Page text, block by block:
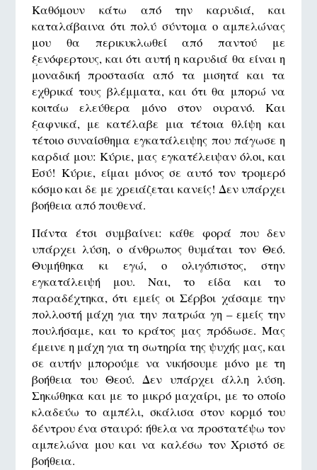
Καθόμουν κάτω από την καρυδιά, και
καταλάβαινα ότι πολύ σύντομα ο αμπελώνας
μου θα περικυκλωθεί από παντού με
ξενόφερτους, και ότι αυτή η καρυδιά θα είναι η
μοναδική προστασία από τα μισητά και τα
εχθρικά τους βλέμματα, και ότι θα μπορώ να
κοιτάω ελεύθερα μόνο στον ουρανό. Και
ξαφνικά, με κατέλαβε μια τέτοια θλίψη και
τέτοιο συναίσθημα εγκατάλειψης που πάγωσε η
καρδιά μου: Κύριε, μας εγκατέλειψαν όλοι, και
Εσύ! Κύριε, είμαι μόνος σε αυτό τον τρομερό
κόσμο και δε με χρειάζεται κανείς! Δεν υπάρχει
βοήθεια από πουθενά.
Πάντα έτσι συμβαίνει: κάθε φορά που δεν
υπάρχει λύση, ο άνθρωπος θυμάται τον Θεό.
Θυμήθηκα κι εγώ, ο ολιγόπιστος, στην
εγκατάλειψή μου. Ναι, το είδα και το
παραδέχτηκα, ότι εμείς οι Σέρβοι χάσαμε την
πολλοστή μάχη για την πατρώα γη – εμείς την
πουλήσαμε, και το κράτος μας πρόδωσε. Μας
έμεινε η μάχη για τη σωτηρία της ψυχής μας, και
σε αυτήν μπορούμε να νικήσουμε μόνο με τη
βοήθεια του Θεού. Δεν υπάρχει άλλη λύση.
Σηκώθηκα και με το μικρό μαχαίρι, με το οποίο
κλαδεύω το αμπέλι, σκάλισα στον κορμό του
δέντρου ένα σταυρό: ήθελα να προστατέψω τον
αμπελώνα μου και να καλέσω τον Χριστό σε
βοήθεια.